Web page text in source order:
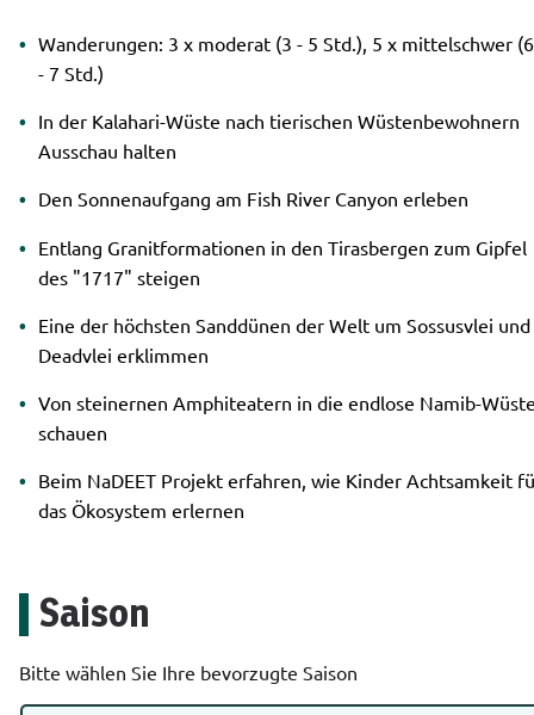
Wanderungen: 3 x moderat (3 - 5 Std.), 5 x mittelschwer (6
- 7 Std.)
In der Kalahari-Wüste nach tierischen Wüstenbewohnern
Ausschau halten
Den Sonnenaufgang am Fish River Canyon erleben
Entlang Granitformationen in den Tirasbergen zum Gipfel
des "1717" steigen
Eine der höchsten Sanddünen der Welt um Sossusvlei und
Deadvlei erklimmen
Von steinernen Amphiteatern in die endlose Namib-
schauen
Beim NaDEET Projekt erfahren, wie Kinder Achtsamkeit
das Ökosystem erlernen
Saison
Bitte wählen Sie Ihre bevorzugte Saison